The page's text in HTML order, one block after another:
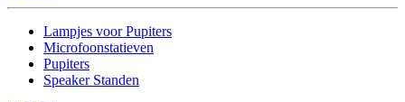
Lampjes voor Pupiters
Microfoonstatieven
Pupiters
Speaker Standen